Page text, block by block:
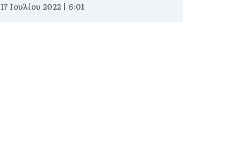
17 Ιουλίου 2022 | 6:01